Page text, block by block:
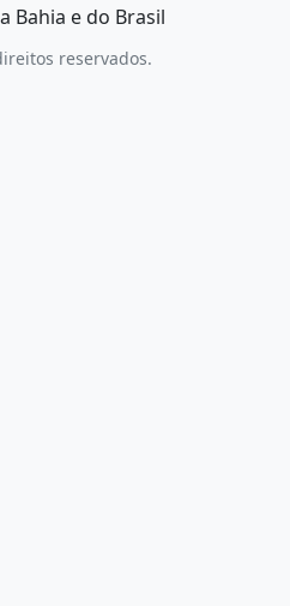
Bahia e do Brasil
reservados.